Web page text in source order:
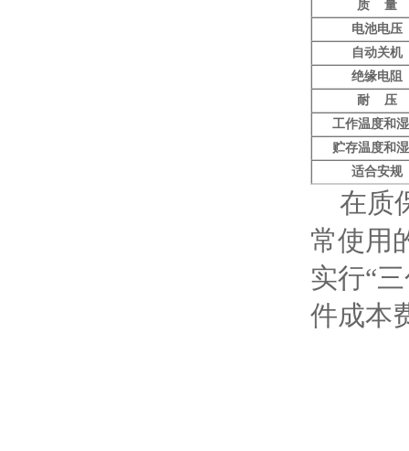
质 量
电池电压
自动关机
绝缘电阻
耐 压
工作温度和
贮存温度和
适合安规
在质
常使用
实行“
件成本